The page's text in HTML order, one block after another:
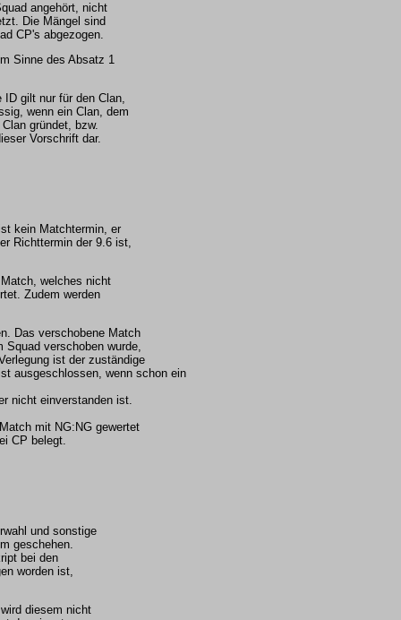
angehört, nicht
Die Mängel sind
CP's abgezogen.
Sinne des Absatz 1
gilt nur für den Clan,
wenn ein Clan, dem
gründet, bzw.
Vorschrift dar.
kein Matchtermin, er
Richttermin der 9.6 ist,
welches nicht
Zudem werden
Das verschobene Match
verschoben wurde,
ist der zuständige
ausgeschlossen, wenn schon ein
nicht einverstanden ist.
mit NG:NG gewertet
CP belegt.
und sonstige
geschehen.
bei den
worden ist,
diesem nicht